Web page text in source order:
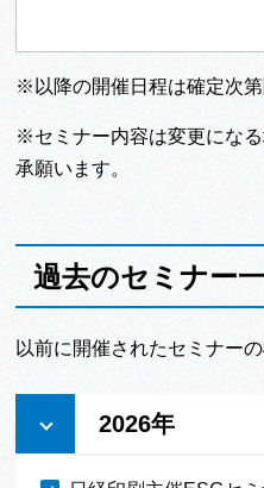
※以降の開催日程は確定次第
※セミナー内容は変更にな
承願います。
過去のセミナー
以前に開催されたセミナー
2026年